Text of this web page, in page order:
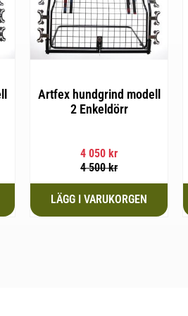
Artfex hundgrind modell
2 Enkeldörr
4 050 kr
4 500kr